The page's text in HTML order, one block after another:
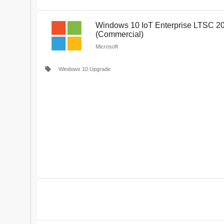
Windows 10 IoT Enterprise LTSC
(Commercial)
Microsoft
local_offer Windows 10 Upgrade